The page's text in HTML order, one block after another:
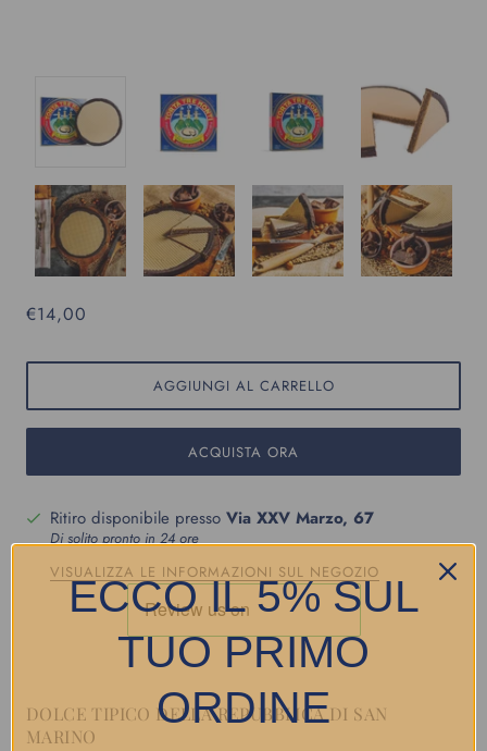
€14,00
AGGIUNGI AL CARRELLO
ACQUISTA ORA
Ritiro disponibile presso Via XXV Marzo, 67
Di solito pronto in 24 ore
VISUALIZZA LE INFORMAZIONI SUL NEGOZIO
DOLCE TIPICO DELLA REPUBBLICA DI SAN
MARINO
ECCO IL 5% SUL
TUO PRIMO
ORDINE